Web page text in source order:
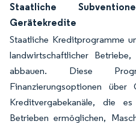
Staatliche
Gerätekredite
Staatliche Kreditprogramme
landwirtschaftlicher
abbauen. Diese
Finanzierungsoptionen über
Kreditvergabekanäle, die
Betrieben ermöglichen,